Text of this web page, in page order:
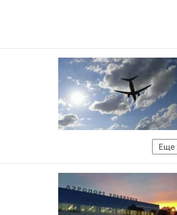
Еще
Курумоч (аэропорт)